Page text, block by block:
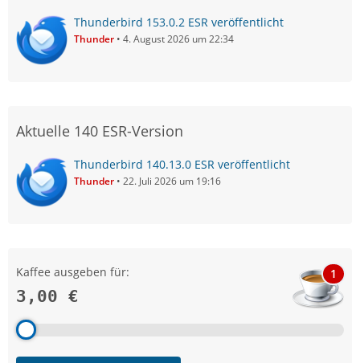
Thunderbird 153.0.2 ESR veröffentlicht
Thunder 4. August 2026 um 22:34
Aktuelle 140 ESR-Version
Thunderbird 140.13.0 ESR veröffentlicht
Thunder 22. Juli 2026 um 19:16
Kaffee ausgeben für:
3,00 €
1